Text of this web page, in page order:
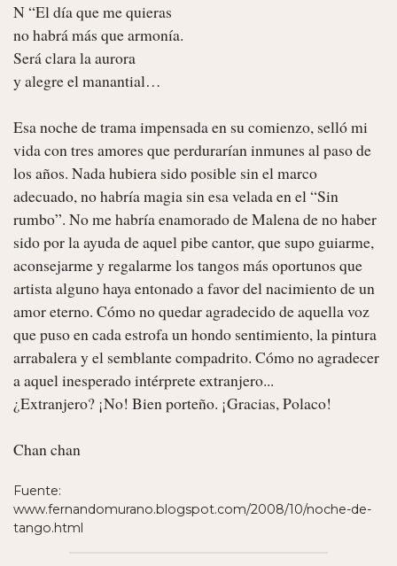
N “El día que me quieras
no habrá más que armonía.
Será clara la aurora
y alegre el manantial…
Esa noche de trama impensada en su comienzo, selló mi
vida con tres amores que perdurarían inmunes al paso de
los años. Nada hubiera sido posible sin el marco
adecuado, no habría magia sin esa velada en el “Sin
rumbo”. No me habría enamorado de Malena de no haber
sido por la ayuda de aquel pibe cantor, que supo guiarme,
aconsejarme y regalarme los tangos más oportunos que
artista alguno haya entonado a favor del nacimiento de un
amor eterno. Cómo no quedar agradecido de aquella voz
que puso en cada estrofa un hondo sentimiento, la pintura
arrabalera y el semblante compadrito. Cómo no agradecer
a aquel inesperado intérprete extranjero...
¿Extranjero? ¡No! Bien porteño. ¡Gracias, Polaco!
Chan chan
Fuente:
www.fernandomurano.blogspot.com/2008/10/noche-de-
tango.html